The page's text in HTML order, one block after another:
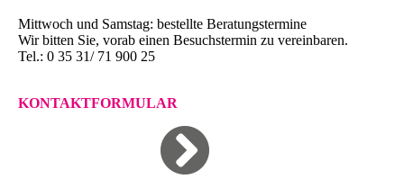
Mittwoch und Samstag: bestellte Beratungstermine
Wir bitten Sie, vorab einen Besuchstermin zu vereinbaren.
Tel.: 0 35 31/ 71 900 25
KONTAKTFORMULAR